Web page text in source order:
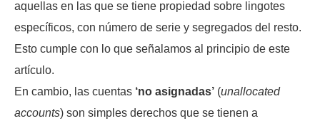
aquellas en las que se tiene propiedad sobre lingotes
específicos, con número de serie y segregados del resto.
Esto cumple con lo que señalamos al principio de este
artículo.
En cambio, las cuentas ‘no asignadas’ (unallocated
accounts) son simples derechos que se tienen a